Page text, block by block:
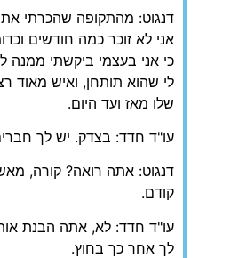
דנגוט: מהתקופה שהכרתי
אני לא זוכר כמה חודשים
כי אני בעצמי ביקשתי ממנה
לי שהוא תותחן, ואיש מאוד
שלו מאז ועד היום.
עו"ד חדד: בצדק. יש לך
דנגוט: אתה רואה? קורה,
קודם.
עו"ד חדד: לא, אתה הבנת
לך אחר כך בחוץ.